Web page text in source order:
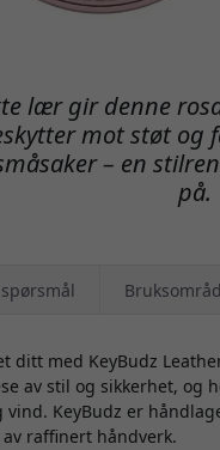
lær gir denne
mot støt og
– en
på.
ditt med KeyBudz
av stil og sikkerhet, og
vind. KeyBudz er
raffinert håndverk.